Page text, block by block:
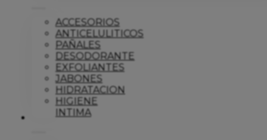
ACCESORIOS
ANTICELULITICOS
PAÑALES
DESODORANTE
EXFOLIANTES
JABONES
HIDRATACION
HIGIENE
INTIMA
Dermo